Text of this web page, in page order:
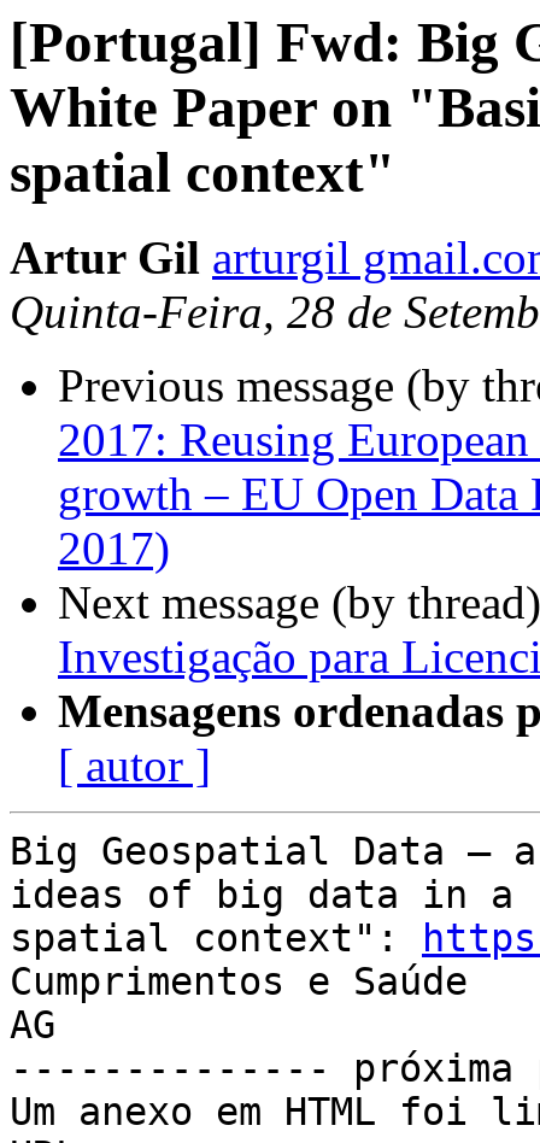
[Portugal] Fwd: Big
White Paper on
spatial context"
Artur Gil arturgil
Quinta-Feira, 28 de
Previous message (by
2017: Reusing
growth – EU Open Data
2017)
Next message (by
Investigação para
Mensagens ordenadas
[ autor ]
Big Geospatial Data –
ideas of big data in a
spatial context":
Cumprimentos e Saúde
AG
--------------
Um anexo em HTML foi